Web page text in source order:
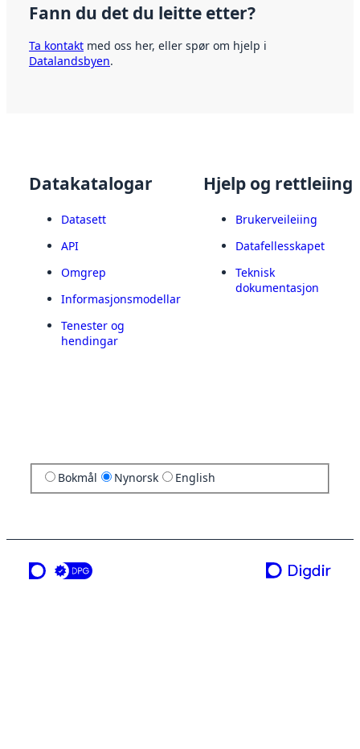
Fann du det du leitte etter?
Ta kontakt med oss her, eller spør om hjelp i
Datalandsbyen.
Datakatalogar
Datasett
API
Omgrep
Informasjonsmodellar
Tenester og
hendingar
Hjelp og rettleiing
Brukerveileiing
Datafellesskapet
Teknisk
dokumentasjon
Bokmål Nynorsk English